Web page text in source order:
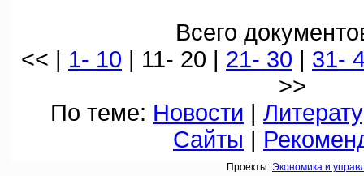
Всего
<< | 1- 10 | 11- 20 | 21- 30 | 31-
>>
По теме: Новости |
Сайты |
Проекты: Экономика и